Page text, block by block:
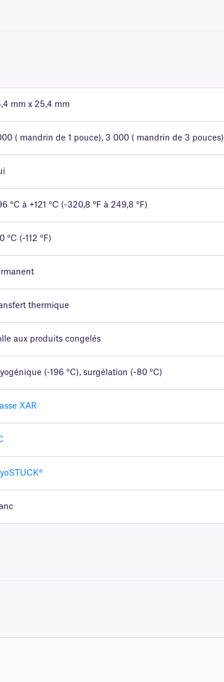
mm x 25,4 mm
( mandrin de 1 pouce), 3 000 ( mandrin de 3 pouces)
°C à +121 °C (-320,8 °F à 249,8 °F)
°C (-112 °F)
thermique
aux produits congelés
(-196 °C), surgélation (-80 °C)
XAR